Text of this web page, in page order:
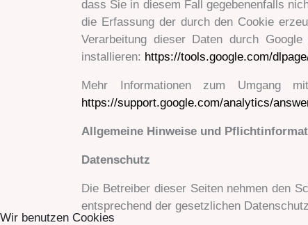
dass Sie in diesem Fall gegebenenfalls
die Erfassung der durch den Cookie
Verarbeitung dieser Daten durch
installieren: https://tools.google.com/
Mehr Informationen zum Umgang
https://support.google.com/analytics/
Allgemeine Hinweise und
Datenschutz
Die Betreiber dieser Seiten nehmen den
entsprechend der gesetzlichen
Wir benutzen Cookies